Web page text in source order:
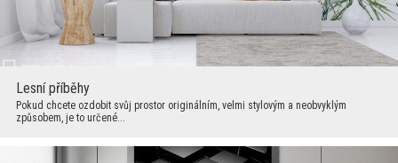
Lesní příběhy
Pokud chcete ozdobit svůj prostor originálním, velmi stylovým a neobvyklým
způsobem, je to určené...